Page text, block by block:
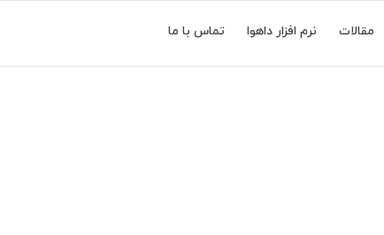
مقالات نرم افزار داهوا تماس با ما